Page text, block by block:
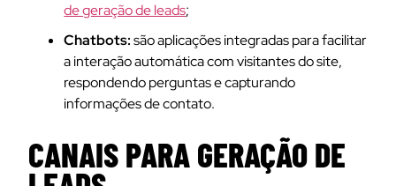
de geração de leads;
Chatbots:são aplicações integradas para facilitar
a interação automática com visitantes do site,
respondendo perguntas e capturando
informações de contato.
CANAIS PARA GERAÇÃO DE